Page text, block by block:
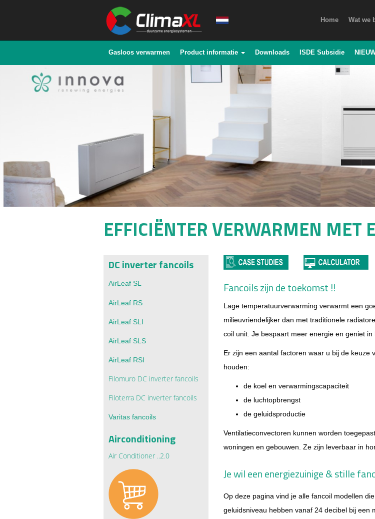
Home Wat we
Gasloos verwarmen Product informatie Downloads ISDE Subsidie
EFFICIËNTER VERWARMEN MET
DC inverter fancoils
AirLeaf SL
AirLeaf RS
AirLeaf SLI
AirLeaf SLS
AirLeaf RSI
Filomuro DC inverter fancoils
Filoterra DC inverter fancoils
Varitas fancoils
Airconditioning
Air Conditioner ..2.0
Fancoils zijn de toekomst !!
Lage temperatuurverwarming verwarmt een
milieuvriendelijker dan met traditionele
coil unit. Je bespaart meer energie en geniet in
Er zijn een aantal factoren waar u bij de
houden:
de koel en verwarmingscapaciteit
de luchtopbrengst
de geluidsproductie
Ventilatieconvectoren kunnen worden
woningen en gebouwen. Ze zijn leverbaar in
Je wil een energiezuinige & stille
Op deze pagina vind je alle fancoil modellen
geluidsniveau hebben vanaf 24 decibel bij een